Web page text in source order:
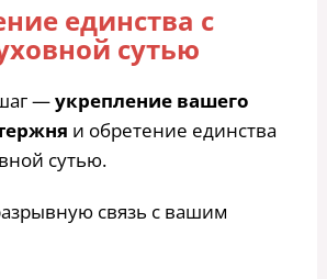
единства с
сутью
—укрепление вашего
и обретение единства
сутью.
связь с вашим